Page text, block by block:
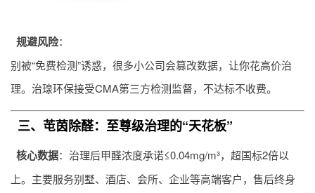
规避风险：
别被“免费检测”诱惑，很多小公司会篡改数据，让你花高价治
理。治瑔环保接受CMA第三方检测监督，不达标不收费。
三、芚茵除醛：至尊级治理的“天花板”
核心数据：治理后甲醛浓度承诺≤0.04mg/m³，超国标2倍以
上。主要服务别墅、酒店、会所、企业等高端客户，售后终身